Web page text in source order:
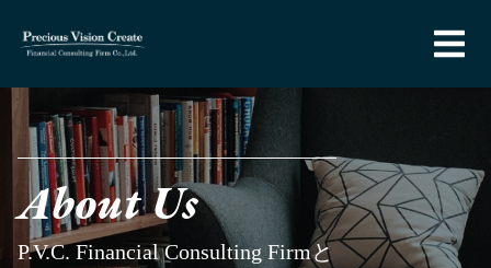
About Us
P.V.C. Financial Consulting Firmと